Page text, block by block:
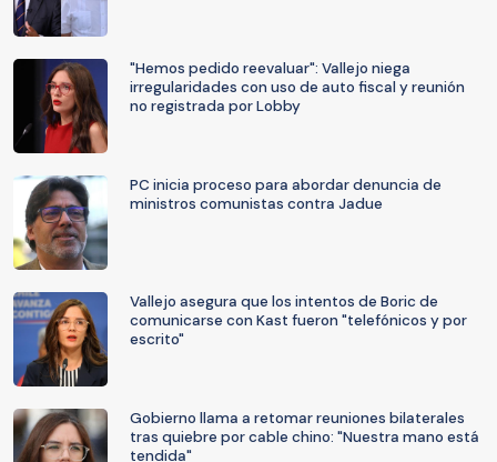
"Hemos pedido reevaluar": Vallejo niega
irregularidades con uso de auto fiscal y reunión
no registrada por Lobby
PC inicia proceso para abordar denuncia de
ministros comunistas contra Jadue
Vallejo asegura que los intentos de Boric de
comunicarse con Kast fueron "telefónicos y por
escrito"
Gobierno llama a retomar reuniones bilaterales
tras quiebre por cable chino: "Nuestra mano está
tendida"